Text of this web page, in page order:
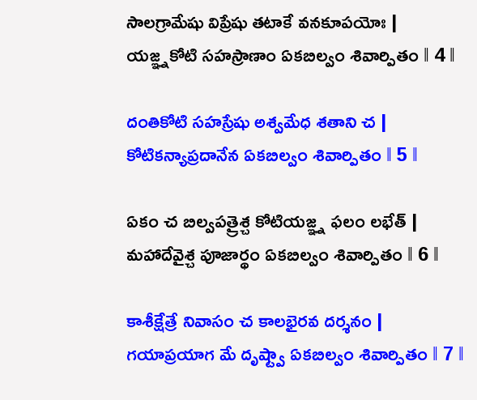
సాలగ్రామేషు విప్రేషు తటాకే వనకూపయోః |
యజ్ఞ్నకోటి సహస్రాణాం ఏకబిల్వం శివార్పితం ‖ 4 ‖
దంతికోటి సహస్రేషు అశ్వమేధ శతాని చ |
కోటికన్యాప్రదానేన ఏకబిల్వం శివార్పితం ‖ 5 ‖
ఏకం చ బిల్వపత్రైశ్చ కోటియజ్ఞ్న ఫలం లభేత్ |
మహాదేవైశ్చ పూజార్థం ఏకబిల్వం శివార్పితం ‖ 6 ‖
కాశీక్షేత్రే నివాసం చ కాలభైరవ దర్శనం |
గయాప్రయాగ మే దృష్ట్వా ఏకబిల్వం శివార్పితం ‖ 7 ‖